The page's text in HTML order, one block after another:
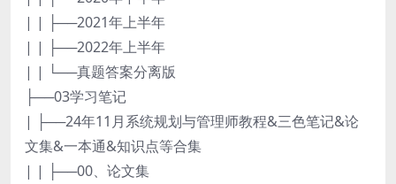
| | ├──2021年上半年
| | ├──2022年上半年
| | └──真题答案分离版
├──03学习笔记
| ├──24年11月系统规划与管理师教程&三色笔记&论
文集&一本通&知识点等合集
| | ├──00、论文集